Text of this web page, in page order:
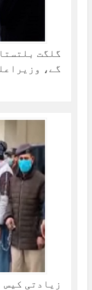
گلگت
گے،